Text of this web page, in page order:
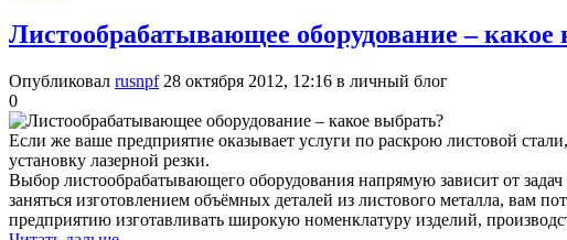
Листообрабатывающее оборудование – какое
Опубликовал rusnpf 28 октября 2012, 12:16 в личный блог
0
Если же ваше предприятие оказывает услуги по раскрою листовой
установку лазерной резки.
Выбор листообрабатывающего оборудования напрямую зависит от
заняться изготовлением объёмных деталей из листового металла, вам
предприятию изготавливать широкую номенклатуру изделий,